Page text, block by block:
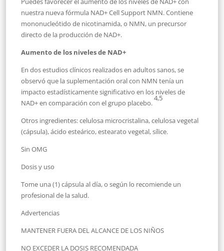
nuestra nueva fórmula NAD+ Cell Support NMN. Contiene
mononucleótido de nicotinamida, o NMN, un precursor
directo de la producción de NAD+.
Aumento de los niveles de NAD+
En dos estudios clínicos realizados en adultos sanos, se
observó que la suplementación oral con NMN tenía un
impacto estadísticamente significativo en los niveles de
NAD+ en comparación con el grupo placebo.
4,5
Otros ingredientes: celulosa microcristalina, celulosa vegetal
(cápsula), ácido esteárico, estearato vegetal, sílice.
Sin OMG
Dosis y uso
Tome una (1) cápsula al día, o según lo recomiende un
profesional de la salud.
Advertencias
MANTENER FUERA DEL ALCANCE DE LOS NIÑOS
NO EXCEDER LA DOSIS RECOMENDADA